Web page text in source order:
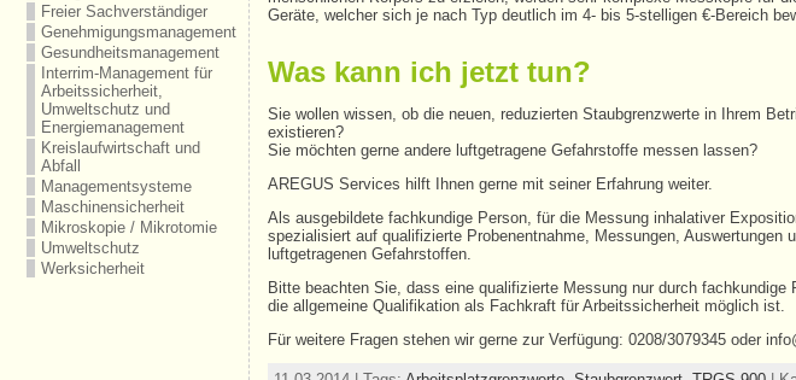
Freier Sachverständiger
Genehmigungsmanagement
Gesundheitsmanagement
Interrim-Management für
Arbeitssicherheit,
Umweltschutz und
Energiemanagement
Kreislaufwirtschaft und
Abfall
Managementsysteme
Maschinensicherheit
Mikroskopie / Mikrotomie
Umweltschutz
Werksicherheit
Geräte, welcher sich je nach Typ deutlich im 4- bis 5-stelligen €-Bereich
Was kann ich jetzt tun?
Sie wollen wissen, ob die neuen, reduzierten Staubgrenzwerte in Ihrem
existieren?
Sie möchten gerne andere luftgetragene Gefahrstoffe messen lassen?
AREGUS Services hilft Ihnen gerne mit seiner Erfahrung weiter.
Als ausgebildete fachkundige Person, für die Messung inhalativer
spezialisiert auf qualifizierte Probenentnahme, Messungen,
luftgetragenen Gefahrstoffen.
Bitte beachten Sie, dass eine qualifizierte Messung nur durch
die allgemeine Qualifikation als Fachkraft für Arbeitssicherheit möglich ist.
Für weitere Fragen stehen wir gerne zur Verfügung: 0208/3079345 oder